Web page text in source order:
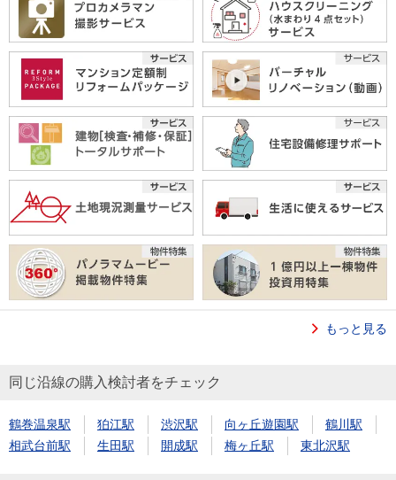
もっと見る
同じ沿線の購入検討者をチェック
鶴巻温泉駅 狛江駅 渋沢駅 向ヶ丘遊園駅
鶴川駅
相武台前駅
生田駅 開成駅 梅ヶ丘駅 東北沢駅